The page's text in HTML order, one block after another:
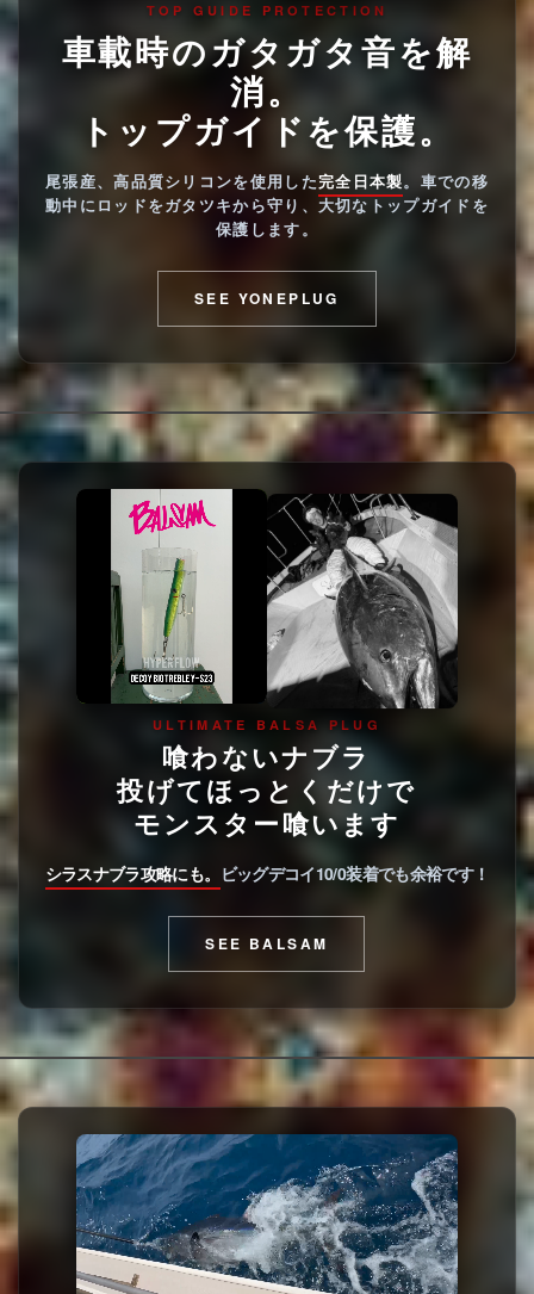
TOP GUIDE PROTECTION
車載時のガタガタ音を解
消。
トップガイドを保護。
尾張産、高品質シリコンを使用した完全日本製。車での移
動中にロッドをガタツキから守り、大切なトップガイドを
保護します。
SEE YONEPLUG
ULTIMATE BALSA PLUG
喰わないナブラ
投げてほっとくだけで
モンスター喰います
シラスナブラ攻略にも。 ビッグデコイ10/0装着でも余裕です！
SEE BALSAM